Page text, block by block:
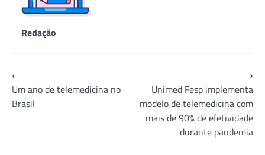
Redação
Navegação
de
Post
⟵
Um ano de telemedicina no
Brasil
Unimed Fesp implementa
modelo de telemedicina com
mais de 90% de efetividade
durante pandemia
⟶